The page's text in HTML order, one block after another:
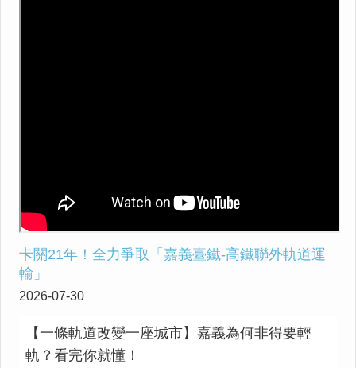
卡關21年！全力爭取「嘉義臺鐵-高鐵聯外軌道運
輸」
2026-07-30
【一條軌道改變一座城市】嘉義為何非得要輕
軌？看完你就懂！